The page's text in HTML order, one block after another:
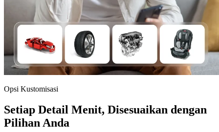
Opsi Kustomisasi
Setiap Detail Menit, Disesuaikan dengan
Pilihan Anda